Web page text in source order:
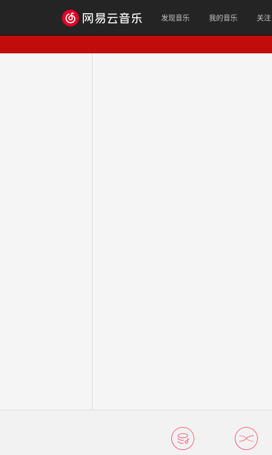
发现音乐 我的音乐 关注